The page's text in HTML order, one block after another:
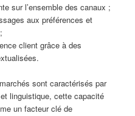
sur l’ensemble des canaux ;
aux préférences et
client grâce à des
sont caractérisés par
linguistique, cette capacité
un facteur clé de